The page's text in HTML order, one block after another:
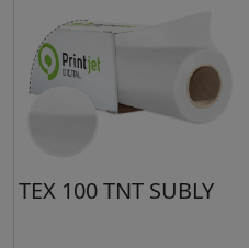
TEX 100 TNT SUBLY